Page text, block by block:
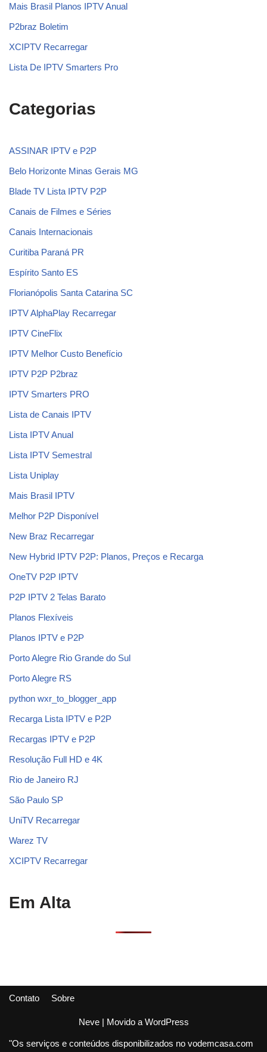
Mais Brasil Planos IPTV Anual
P2braz Boletim
XCIPTV Recarregar
Lista De IPTV Smarters Pro
Categorias
ASSINAR IPTV e P2P
Belo Horizonte Minas Gerais MG
Blade TV Lista IPTV P2P
Canais de Filmes e Séries
Canais Internacionais
Curitiba Paraná PR
Espírito Santo ES
Florianópolis Santa Catarina SC
IPTV AlphaPlay Recarregar
IPTV CineFlix
IPTV Melhor Custo Benefício
IPTV P2P P2braz
IPTV Smarters PRO
Lista de Canais IPTV
Lista IPTV Anual
Lista IPTV Semestral
Lista Uniplay
Mais Brasil IPTV
Melhor P2P Disponível
New Braz Recarregar
New Hybrid IPTV P2P: Planos, Preços e Recarga
OneTV P2P IPTV
P2P IPTV 2 Telas Barato
Planos Flexíveis
Planos IPTV e P2P
Porto Alegre Rio Grande do Sul
Porto Alegre RS
python wxr_to_blogger_app
Recarga Lista IPTV e P2P
Recargas IPTV e P2P
Resolução Full HD e 4K
Rio de Janeiro RJ
São Paulo SP
UniTV Recarregar
Warez TV
XCIPTV Recarregar
Em Alta
Contato Sobre
Neve| Movido a WordPress
"Os serviços e conteúdos disponibilizados no vodemcasa.com